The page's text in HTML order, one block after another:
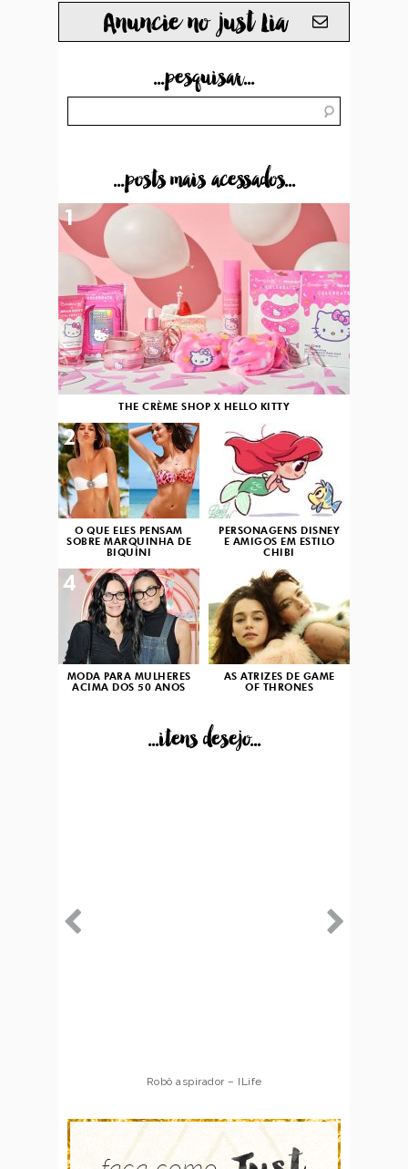
Anuncie no just Lia
...pesquisar...
...posts mais acessados...
THE CRÈME SHOP X HELLO KITTY
1
O QUE ELES PENSAM
SOBRE MARQUINHA DE
BIQUÍNI
2
PERSONAGENS DISNEY
E AMIGOS EM ESTILO
CHIBI
3
MODA PARA MULHERES
ACIMA DOS 50 ANOS
4
AS ATRIZES DE GAME
OF THRONES
...itens desejo...
Robô aspirador – ILife